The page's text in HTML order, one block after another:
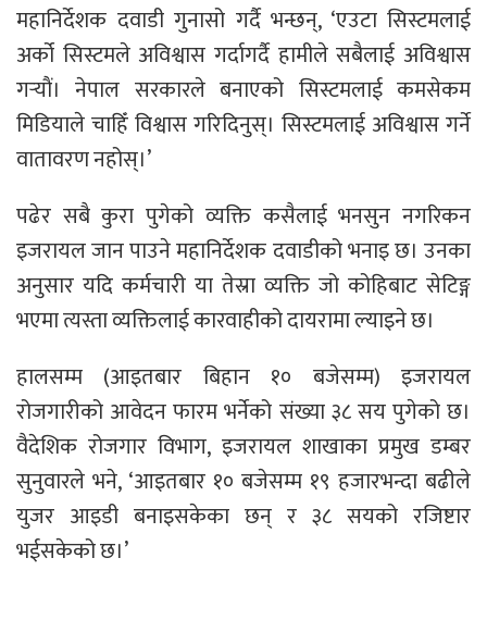
महानिर्देशक दवाडी गुनासो गर्दै भन्छन्, ‘एउटा सिस्टमलाई
अर्को सिस्टमले अविश्वास गर्दागर्दै हामीले सबैलाई अविश्वास
गर्‍याैं। नेपाल सरकारले बनाएको सिस्टमलाई कमसेकम
मिडियाले चाहिँ विश्वास गरिदिनुस्। सिस्टमलाई अविश्वास गर्ने
वातावरण नहोस्।’
पढेर सबै कुरा पुगेको व्यक्ति कसैलाई भनसुन नगरिकन
इजरायल जान पाउने महानिर्देशक दवाडीको भनाइ छ। उनका
अनुसार यदि कर्मचारी या तेस्रा व्यक्ति जो कोहिबाट सेटिङ्ग
भएमा त्यस्ता व्यक्तिलाई कारवाहीको दायरामा ल्याइने छ।
हालसम्म (आइतबार बिहान १० बजेसम्म) इजरायल
रोजगारीको आवेदन फारम भर्नेको संख्या ३८ सय पुगेको छ।
वैदेशिक रोजगार विभाग, इजरायल शाखाका प्रमुख डम्बर
सुनुवारले भने, ‘आइतबार १० बजेसम्म १९ हजारभन्दा बढीले
युजर आइडी बनाइसकेका छन् र ३८ सयको रजिष्टार
भईसकेको छ।’